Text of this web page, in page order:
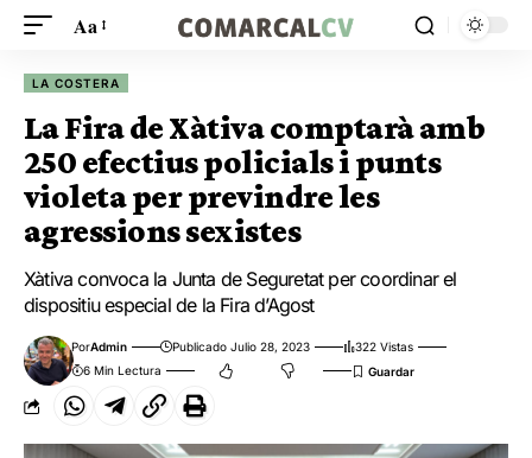
Aa
LA COSTERA
La Fira de Xàtiva comptarà amb
250 efectius policials i punts
violeta per previndre les
agressions sexistes
Xàtiva convoca la Junta de Seguretat per coordinar el
dispositiu especial de la Fira d’Agost
PorAdmin Publicado Julio 28, 2023
322 Vistas
6 Min Lectura